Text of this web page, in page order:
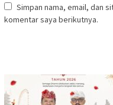
Simpan nama, email, dan
komentar saya berikutnya.